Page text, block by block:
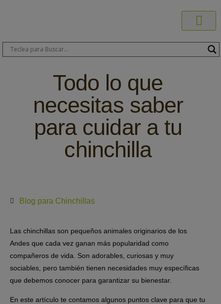
Todo lo que
necesitas saber
para cuidar a tu
chinchilla
Blog para Chinchillas
Las chinchillas son pequeños animales originarios de los
Andes que cada vez ganan más popularidad como
compañeros de vida. Son adorables, curiosas y muy
sociables, pero también tienen necesidades muy específicas
que debemos conocer para garantizar su bienestar.
En este artículo te contamos algunos puntos clave para que tu